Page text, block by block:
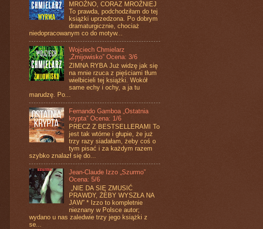
MROŹNO, CORAZ MROŹNIEJ
To prawda, podchodziłam do tej
książki uprzedzona. Po dobrym
dramaturgicznie, chociaż
niedopracowanym co do motyw...
Wojciech Chmielarz
„Żmijowisko” Ocena: 3/6
ZIMNA RYBA Już widzę jak się
na mnie rzuca z pięściami tłum
wielbicieli tej książki. Wokół
same echy i ochy, a ja tu
marudzę. Po...
Fernando Gamboa „Ostatnia
krypta” Ocena: 1/6
PRECZ Z BESTSELLERAMI To
jest tak wtórne i głupie, że już
trzy razy siadałam, żeby coś o
tym pisać i za każdym razem
szybko znalazł się do...
Jean-Claude Izzo „Szurmo”
Ocena: 5/6
„NIE DA SIĘ ZMUSIĆ
PRAWDY, ŻEBY WYSZŁA NA
JAW” * Izzo to kompletnie
nieznany w Polsce autor;
wydano u nas zaledwie trzy jego książki z
se...